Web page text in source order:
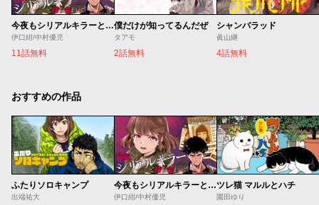
今夜もシリアルキラーと待ち合わせ
伊口紺/中村優児
11話無料
僕だけが知ってるんだぜ
タアモ
2話無料
シャンバラッド
眞山継
4話無料
おすすめの作品
ふたりソロキャンプ
出端祐大
今夜もシリアルキラーと待ち合わせ
伊口紺/中村優児
ツレ猫 マルルとハチ
園田ゆり